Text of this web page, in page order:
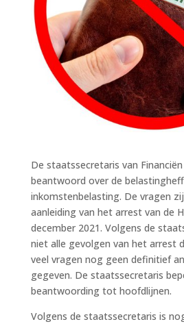
De staatssecretaris van
beantwoord over de
inkomstenbelasting. De vragen
aanleiding van het arrest van de
december 2021. Volgens de
niet alle gevolgen van het arrest
veel vragen nog geen definitief
gegeven. De staatssecretaris
beantwoording tot hoofdlijnen.
Volgens de staatssecretaris is